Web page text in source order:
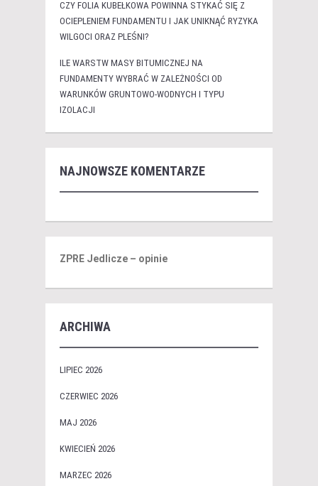
CZY FOLIA KUBEŁKOWA POWINNA STYKAĆ SIĘ Z
OCIEPLENIEM FUNDAMENTU I JAK UNIKNĄĆ RYZYKA
WILGOCI ORAZ PLEŚNI?
ILE WARSTW MASY BITUMICZNEJ NA
FUNDAMENTY WYBRAĆ W ZALEŻNOŚCI OD
WARUNKÓW GRUNTOWO-WODNYCH I TYPU
IZOLACJI
NAJNOWSZE KOMENTARZE
ZPRE Jedlicze – opinie
ARCHIWA
LIPIEC 2026
CZERWIEC 2026
MAJ 2026
KWIECIEŃ 2026
MARZEC 2026